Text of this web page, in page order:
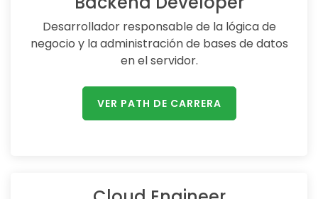
Desarrollador responsable de la lógica de
negocio y la administración de bases de datos
en el servidor.
VER PATH DE CARRERA